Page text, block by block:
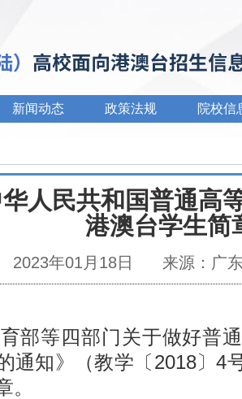
新闻动态 政策法规 院校信
人民共和国普通高
港澳台学生简
2023年01月18日 来源：广
部等四部门关于做好普
通知》（教学〔2018〕4
。